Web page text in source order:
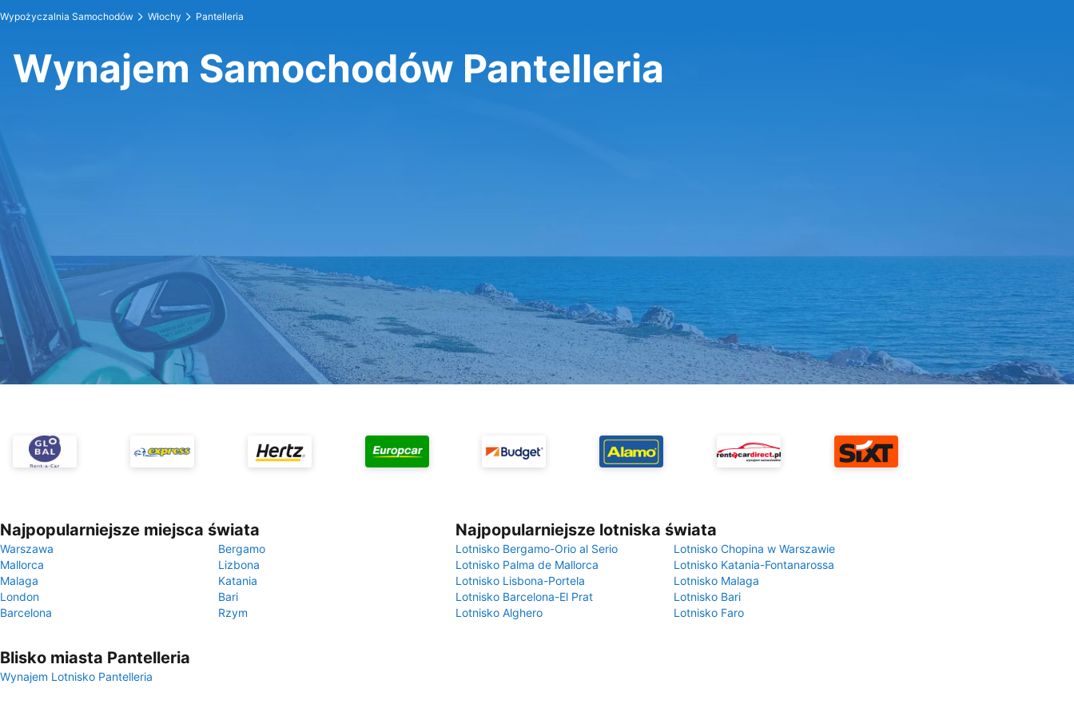
Wypożyczalnia Samochodów Włochy Pantelleria
Wynajem Samochodów Pantelleria
Najpopularniejsze miejsca świata
Warszawa
Bergamo
Mallorca
Lizbona
Malaga
Katania
London
Bari
Barcelona
Rzym
Najpopularniejsze lotniska świata
Lotnisko Bergamo-Orio al Serio
Lotnisko Chopina w Warszawie
Lotnisko Palma de Mallorca
Lotnisko Katania-Fontanarossa
Lotnisko Lisbona-Portela
Lotnisko Malaga
Lotnisko Barcelona-El Prat
Lotnisko Bari
Lotnisko Alghero
Lotnisko Faro
Blisko miasta Pantelleria
Wynajem Lotnisko Pantelleria